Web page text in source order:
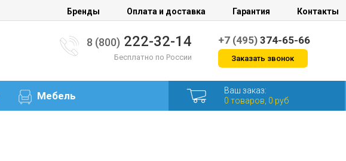
Бренды Оплата и доставка Гарантия Контакты
8 (800) 222-32-14
Бесплатно по России
+7 (495)374-65-66
Заказать звонок
Мебель
Ваш заказ:
0 товаров, 0 руб